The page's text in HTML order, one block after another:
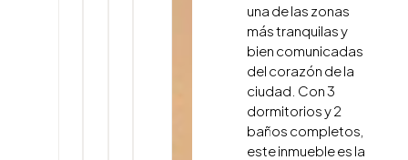
una de las zonas
más tranquilas y
bien comunicadas
del corazón de la
ciudad. Con 3
dormitorios y 2
baños completos,
este inmueble es la